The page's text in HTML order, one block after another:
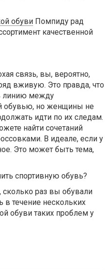
обуви Помпиду рад
качественной
связь, вы, вероятно,
вживую. Это правда, что
линию между
обувью, но женщины не
идти по их следам.
найти сочетаний
В идеале, если у
Это может быть тема,
спортивную обувь?
раз вы обували
в течение нескольких
обуви таких проблем у